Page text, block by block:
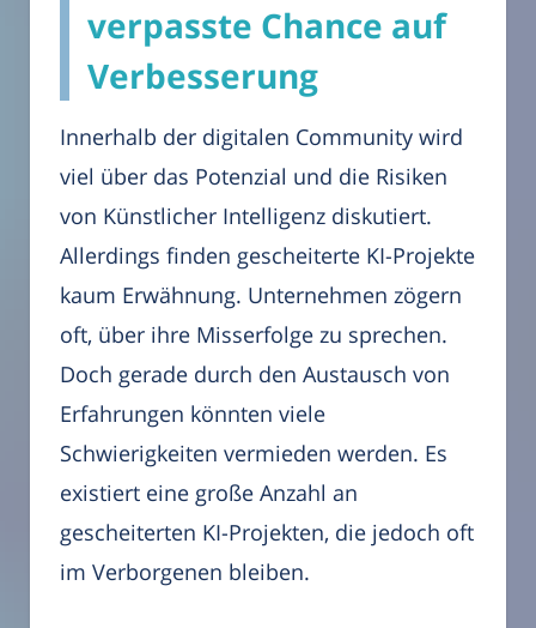
verpasste Chance auf
Verbesserung
Innerhalb der digitalen Community wird
viel über das Potenzial und die Risiken
von Künstlicher Intelligenz diskutiert.
Allerdings finden gescheiterte KI-Projekte
kaum Erwähnung. Unternehmen zögern
oft, über ihre Misserfolge zu sprechen.
Doch gerade durch den Austausch von
Erfahrungen könnten viele
Schwierigkeiten vermieden werden. Es
existiert eine große Anzahl an
gescheiterten KI-Projekten, die jedoch oft
im Verborgenen bleiben.